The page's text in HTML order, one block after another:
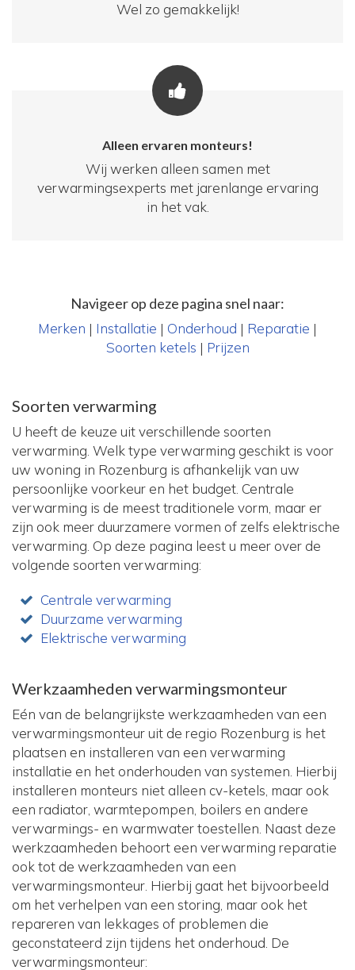
Wel zo gemakkelijk!
Alleen ervaren monteurs!
Wij werken alleen samen met
verwarmingsexperts met jarenlange ervaring
in het vak.
Navigeer op deze pagina snel naar:
Merken | Installatie | Onderhoud | Reparatie |
Soorten ketels | Prijzen
Soorten verwarming
U heeft de keuze uit verschillende soorten
verwarming. Welk type verwarming geschikt is voor
uw woning in Rozenburg is afhankelijk van uw
persoonlijke voorkeur en het budget. Centrale
verwarming is de meest traditionele vorm, maar er
zijn ook meer duurzamere vormen of zelfs elektrische
verwarming. Op deze pagina leest u meer over de
volgende soorten verwarming:
Centrale verwarming
Duurzame verwarming
Elektrische verwarming
Werkzaamheden verwarmingsmonteur
Eén van de belangrijkste werkzaamheden van een
verwarmingsmonteur uit de regio Rozenburg is het
plaatsen en installeren van een verwarming
installatie en het onderhouden van systemen. Hierbij
installeren monteurs niet alleen cv-ketels, maar ook
een radiator, warmtepompen, boilers en andere
verwarmings- en warmwater toestellen. Naast deze
werkzaamheden behoort een verwarming reparatie
ook tot de werkzaamheden van een
verwarmingsmonteur. Hierbij gaat het bijvoorbeeld
om het verhelpen van een storing, maar ook het
repareren van lekkages of problemen die
geconstateerd zijn tijdens het onderhoud. De
verwarmingsmonteur: